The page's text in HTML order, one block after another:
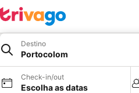
Destino
Portocolom
Check-in/out
Escolha as datas